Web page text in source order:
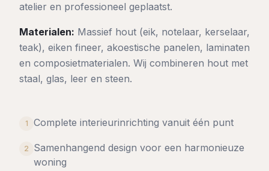
atelier en professioneel geplaatst.
Materialen: Massief hout (eik, notelaar, kerselaar,
teak), eiken fineer, akoestische panelen, laminaten
en composietmaterialen. Wij combineren hout met
staal, glas, leer en steen.
1 Complete interieurinrichting vanuit één punt
2
Samenhangend design voor een harmonieuze
woning